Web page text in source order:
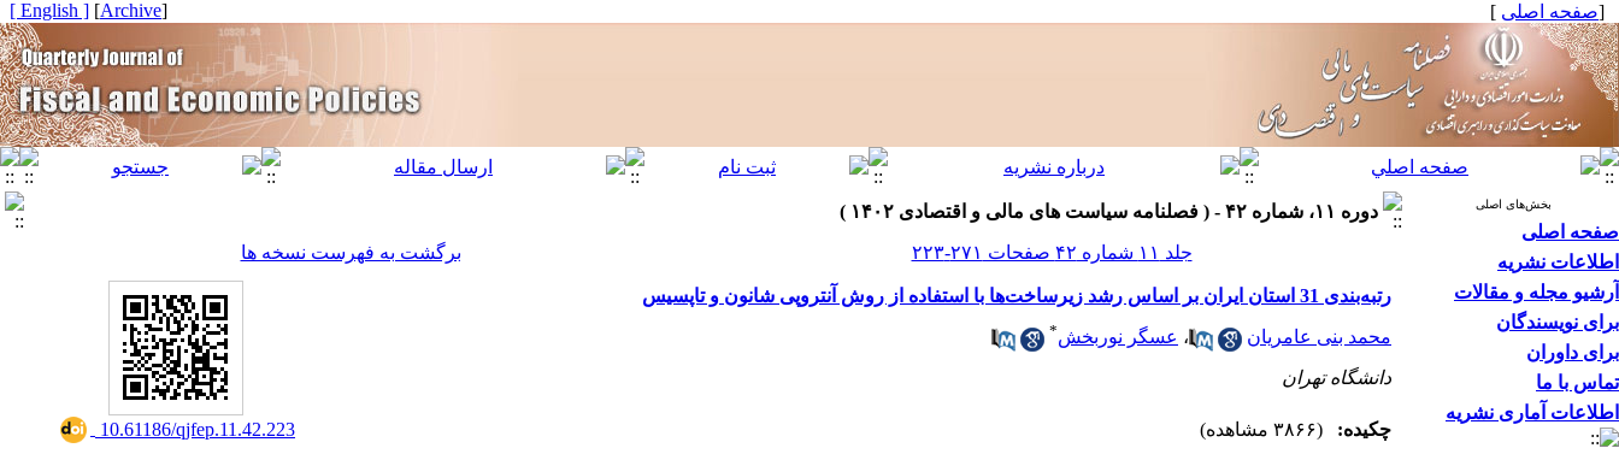
[صفحه اصلی ]
[
Archive
]
[ English ]
بخش‌های اصلی
صفحه اصلی
اطلاعات نشریه
آرشیو مجله و مقالات
برای نویسندگان
برای داوران
تماس با ما
اطلاعات آماری نشریه
دوره ۱۱، شماره ۴۲ - ( فصلنامه سیاست های مالی و اقتصادی ۱۴۰۲ )
جلد ۱۱ شماره ۴۲ صفحات ۲۷۱-۲۲۳
برگشت به فهرست نسخه ها
رتبه‌بندی 31 استان ایران بر اساس رشد زیرساخت‌ها‌ با استفاده از روش آنتروپی شانون و تاپسیس
محمد بنی عامریان ، عسگر نوربخش*
دانشگاه تهران
چکیده: (۳۸۶۶ مشاهده) ‎ 10.61186/qjfep.11.42.223